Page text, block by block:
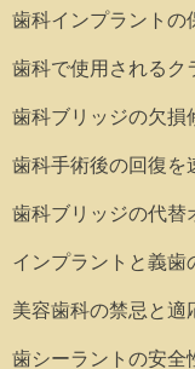
歯科インプラントの
歯科で使用されるク
歯科ブリッジの欠損
歯科手術後の回復を
歯科ブリッジの代替
インプラントと義歯
美容歯科の禁忌と適
歯シーラントの安全